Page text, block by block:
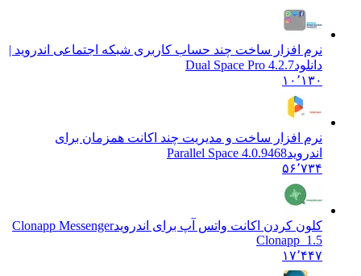
نرم افزار ساخت چند حساب کاربری شبکه اجتماعی اندروید |
دانلودDual Space Pro 4.2.7
۱۰٬۱۳۰
نرم افزار ساخت و مدیریت چند اکانت همزمان برای
اندرویدParallel Space 4.0.9468
۵۶٬۷۳۴
کلون کردن اکانت واتس آپ برای اندرویدClonapp Messenger
Clonapp_1.5
۱۷٬۴۴۷